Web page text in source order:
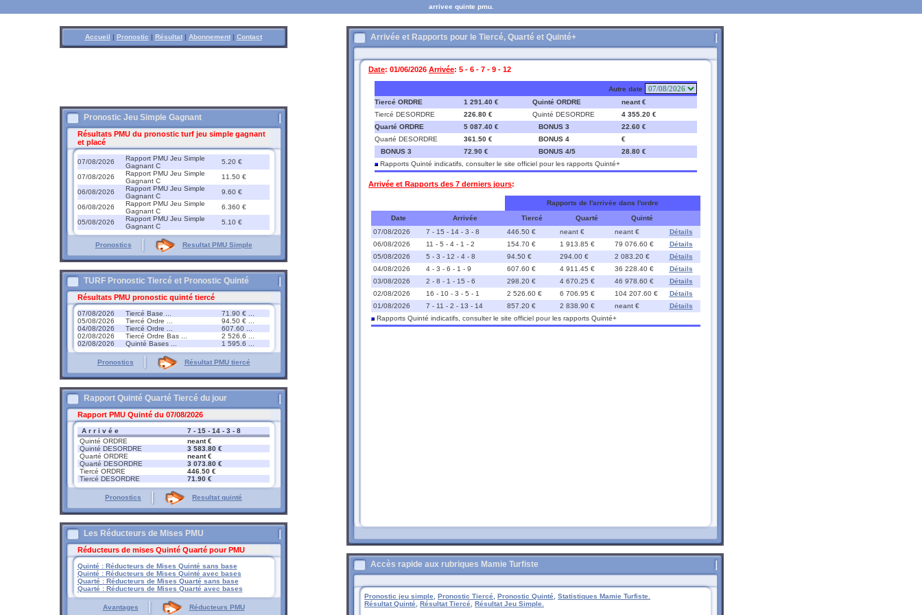
arrivee quinte pmu.
Accueil | Pronostic | Résultat| Abonnement| Contact
Pronostic Jeu Simple Gagnant
Résultats PMU du pronostic turf jeu simple gagnant
et placé
07/08/2026
Rapport PMU Jeu Simple
Gagnant C
5.20 €
07/08/2026
Rapport PMU Jeu Simple
Gagnant C
11.50 €
06/08/2026
Rapport PMU Jeu Simple
Gagnant C
9.60 €
06/08/2026
Rapport PMU Jeu Simple
Gagnant C
6.360 €
05/08/2026
Rapport PMU Jeu Simple
Gagnant C
5.10 €
Pronostics Resultat PMU Simple
TURF Pronostic Tiercé et Pronostic Quinté
Résultats PMU pronostic quinté tiercé
07/08/2026 Tiercé Base ...
71.90 € ...
05/08/2026
Tiercé Ordre ...
94.50 € ...
04/08/2026
Tiercé Ordre ...
607.60 ...
02/08/2026
Tiercé Ordre Bas ...
2 526.6 ...
02/08/2026
Quinté Bases ... 1 595.6 ...
Pronostics Résultat PMU tiercé
Rapport Quinté Quarté Tiercé du jour
Rapport PMU Quinté du 07/08/2026
A r r i v é e
7 - 15 - 14 - 3 - 8
Quinté ORDRE
neant €
Quinté DESORDRE
3 583.80 €
Quarté ORDRE
neant €
Quarté DESORDRE
3 073.80 €
Tiercé ORDRE
446.50 €
Tiercé DESORDRE
71.90 €
Pronostics Resultat quinté
Les Réducteurs de Mises PMU
Réducteurs de mises Quinté Quarté pour PMU
Quinté : Réducteurs de Mises Quinté sans base
Quinté : Réducteurs de Mises Quinté avec bases
Quarté : Réducteurs de Mises Quarté sans base
Quarté : Réducteurs de Mises Quarté avec bases
Avantages Réducteurs PMU
Arrivée et Rapports pour le Tiercé, Quarté et Quinté+
Date: 01/06/2026 Arrivée: 5 - 6 - 7 - 9 - 12
Autre date
Tiercé ORDRE
1 291.40 € Quinté ORDRE
neant €
Tiercé DESORDRE
226.80 € Quinté DESORDRE
4 355.20 €
Quarté ORDRE
5 087.40 € BONUS 3
22.60 €
Quarté DESORDRE
361.50 € BONUS 4
€
BONUS 3
72.90 € BONUS 4/5
28.80 €
Rapports Quinté indicatifs, consulter le site officiel pour les rapports Quinté+
Arrivée et Rapports des 7 derniers jours:
Rapports de l'arrivée dans l'ordre
Date
Arrivée Tiercé Quarté
Quinté
07/08/2026
7 - 15 - 14 - 3 - 8 446.50 € neant € neant €
Détails
06/08/2026
11 - 5 - 4 - 1 - 2 154.70 € 1 913.85 € 79 076.60 €
Détails
05/08/2026
5 - 3 - 12 - 4 - 8 94.50 € 294.00 € 2 083.20 €
Détails
04/08/2026
4 - 3 - 6 - 1 - 9 607.60 € 4 911.45 € 36 228.40 €
Détails
03/08/2026
2 - 8 - 1 - 15 - 6 298.20 € 4 670.25 € 46 978.60 €
Détails
02/08/2026
16 - 10 - 3 - 5 - 1 2 526.60 € 6 706.95 € 104 207.60 €
Détails
01/08/2026
7 - 11 - 2 - 13 - 14 857.20 € 2 838.90 € neant €
Détails
Rapports Quinté indicatifs, consulter le site officiel pour les rapports Quinté+
Accès rapide aux rubriques Mamie Turfiste
Pronostic jeu simple, Pronostic Tiercé, Pronostic Quinté,
Statistiques Mamie Turfiste.
Résultat Quinté,
Résultat Tiercé, Résultat Jeu Simple.